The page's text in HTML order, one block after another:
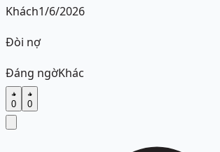
Khách1/6/2026
Đòi nợ
Đáng ngờKhác
0 0